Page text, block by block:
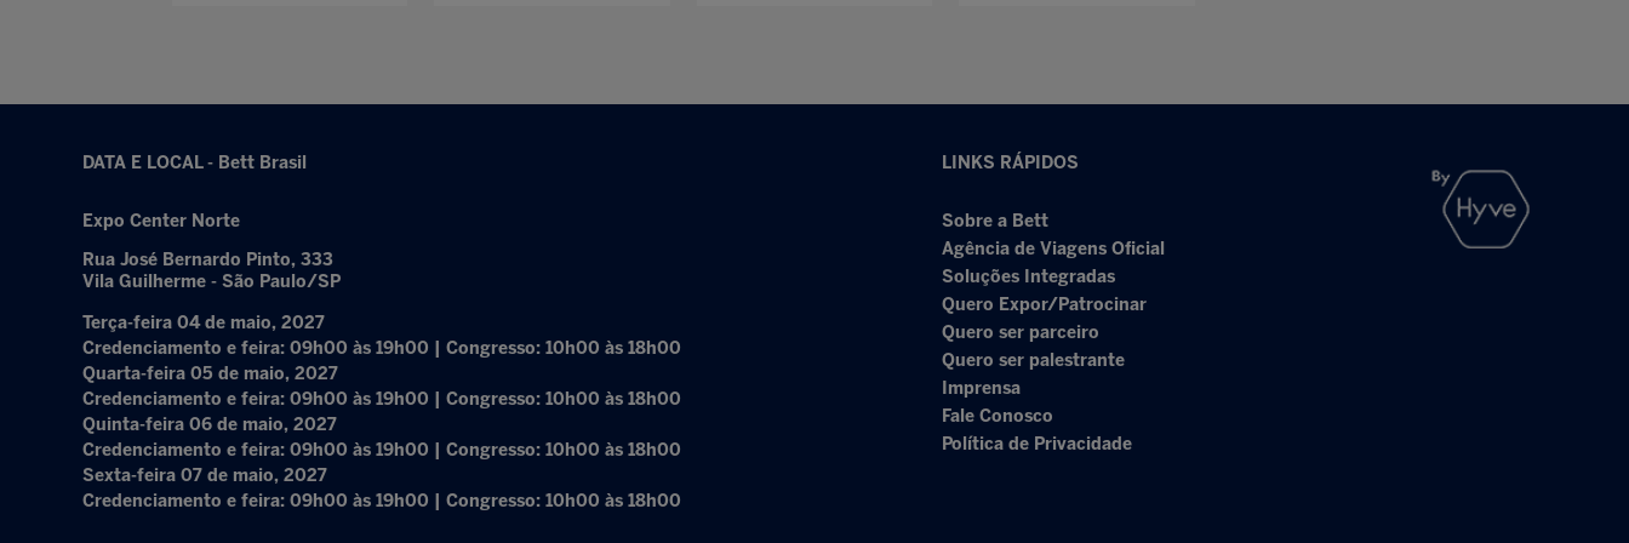
DATA E LOCAL - Bett Brasil
Expo Center Norte
Rua José Bernardo Pinto, 333
Vila Guilherme - São Paulo/SP
Terça-feira 04 de maio, 2027
Credenciamento e feira: 09h00 às 19h00 | Congresso: 10h00 às 18h00
Quarta-feira 05 de maio, 2027
Credenciamento e feira: 09h00 às 19h00 | Congresso: 10h00 às 18h00
Quinta-feira 06 de maio, 2027
Credenciamento e feira: 09h00 às 19h00 | Congresso: 10h00 às 18h00
Sexta-feira 07 de maio, 2027
Credenciamento e feira: 09h00 às 19h00 | Congresso: 10h00 às 18h00
LINKS RÁPIDOS
Sobre a Bett
Agência de Viagens Oficial
Soluções Integradas
Quero Expor/Patrocinar
Quero ser parceiro
Quero ser palestrante
Imprensa
Fale Conosco
Política de Privacidade